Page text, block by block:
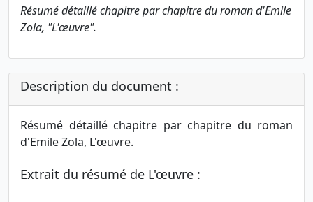
Résumé détaillé chapitre par chapitre du roman d'Emile
Zola, "L'œuvre".
Description du document :
Résumé détaillé chapitre par chapitre du roman
d'Emile Zola, L'œuvre.
Extrait du résumé de L'œuvre :